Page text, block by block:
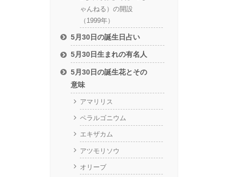
ゃんねる）の開設
（1999年）
5月30日の誕生日占い
5月30日生まれの有名人
5月30日の誕生花とその
意味
アマリリス
ペラルゴニウム
エキザカム
アツモリソウ
オリーブ